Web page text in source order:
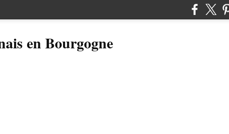
en Bourgogne